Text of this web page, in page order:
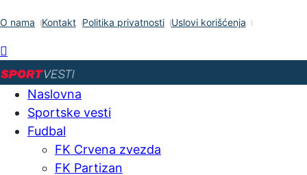
O nama Kontakt Politika privatnosti Uslovi korišćenja
Naslovna
Sportske vesti
Fudbal
FK Crvena zvezda
FK Partizan